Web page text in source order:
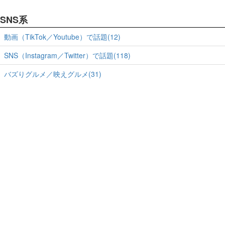
SNS系
動画（TikTok／Youtube）で話題(12)
SNS（Instagram／Twitter）で話題(118)
バズりグルメ／映えグルメ(31)